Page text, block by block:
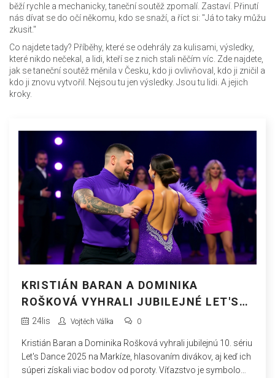
běží rychle a mechanicky, taneční soutěž zpomalí. Zastaví. Přinutí
nás dívat se do očí někomu, kdo se snaží, a říct si: "Já to taky můžu
zkusit."
Co najdete tady? Příběhy, které se odehrály za kulisami, výsledky,
které nikdo nečekal, a lidi, kteří se z nich stali něčím víc. Zde najdete,
jak se taneční soutěž měnila v Česku, kdo ji ovlivňoval, kdo ji zničil a
kdo ji znovu vytvořil. Nejsou tu jen výsledky. Jsou tu lidi. A jejich
kroky.
KRISTIÁN BARAN A DOMINIKA
ROŠKOVÁ VYHRALI JUBILEJNÉ LET'S
DANCE 2025
24 lis Vojtěch Válka 0
Kristián Baran a Dominika Rošková vyhrali jubilejnú 10. sériu
Let's Dance 2025 na Markíze, hlasovaním divákov, aj keď ich
súperi získali viac bodov od poroty. Víťazstvo je symbolom